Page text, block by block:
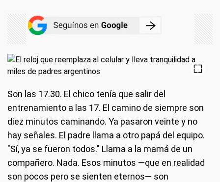
Son las 17.30. El chico tenía que salir del
entrenamiento a las 17. El camino de siempre son
diez minutos caminando. Ya pasaron veinte y no
hay señales. El padre llama a otro papá del equipo.
"Sí, ya se fueron todos." Llama a la mamá de un
compañero. Nada. Esos minutos —que en realidad
son pocos pero se sienten eternos— son